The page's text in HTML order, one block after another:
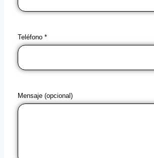
Teléfono *
Mensaje (opcional)